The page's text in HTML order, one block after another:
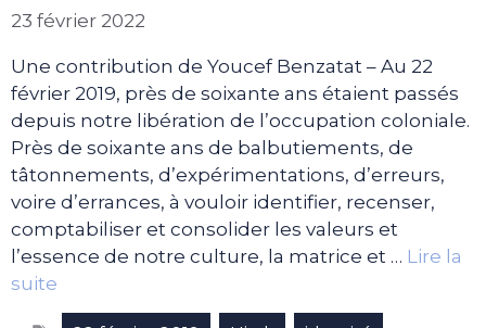
23 février 2022
Une contribution de Youcef Benzatat – Au 22
février 2019, près de soixante ans étaient passés
depuis notre libération de l’occupation coloniale.
Près de soixante ans de balbutiements, de
tâtonnements, d’expérimentations, d’erreurs,
voire d’errances, à vouloir identifier, recenser,
comptabiliser et consolider les valeurs et
l’essence de notre culture, la matrice et … Lire la
suite